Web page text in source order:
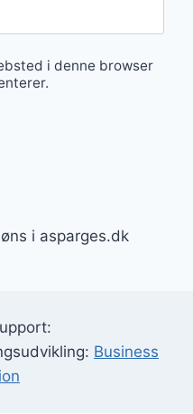
i denne browser
i asparges.dk
Business